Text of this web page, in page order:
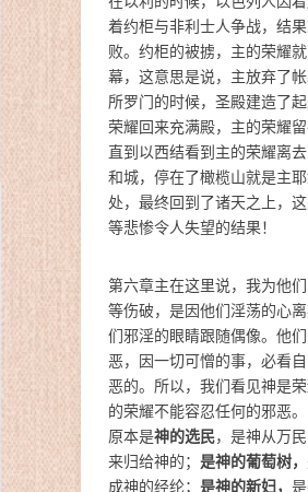
着约柜与非利士人争战，结
败。约柜的被掳，主的荣耀
幕，这意思是说，主放弃了
所罗门的时候，圣殿建造了
荣耀回来充满殿，主的荣耀留
直到以西结看到主的荣耀离
和城，停在了橄榄山就是主
处，最终回到了诸天之上，
等悲惨令人失望的结果！
第六章主在这里说，我为他
等伤破，是因他们淫荡的心
们邪淫的眼睛跟随偶像。他
恶，因一切可憎的事，必看
恶的。所以，我们看见神是
的荣耀不能容忍任何的邪恶
原本是神的选民，是神从万
来归给神的； 是神的葡萄树，
成神的经纶； 是神的新妇，